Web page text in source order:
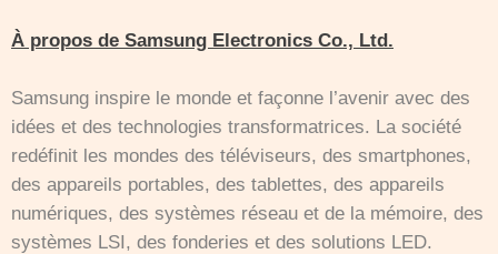
À propos de Samsung Electronics Co., Ltd.
Samsung inspire le monde et façonne l’avenir avec des
idées et des technologies transformatrices. La société
redéfinit les mondes des téléviseurs, des smartphones,
des appareils portables, des tablettes, des appareils
numériques, des systèmes réseau et de la mémoire, des
systèmes LSI, des fonderies et des solutions LED.